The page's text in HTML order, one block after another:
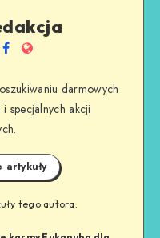
darmowych
specjalnych akcji
artykuły
tego autora: